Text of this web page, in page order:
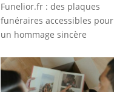
Funelior.fr : des plaques
funéraires accessibles pour
un hommage sincère